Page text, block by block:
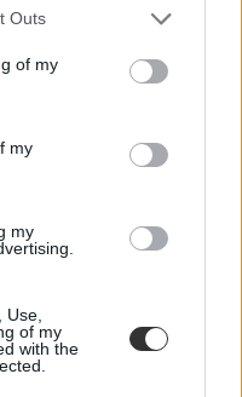
Outs
of my
my
my
of my
with the